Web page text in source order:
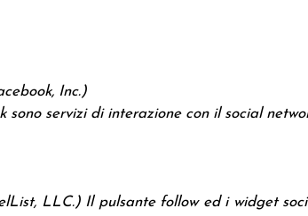
Inc.)
sono servizi di interazione con il social
LLC.) Il pulsante follow ed i widget